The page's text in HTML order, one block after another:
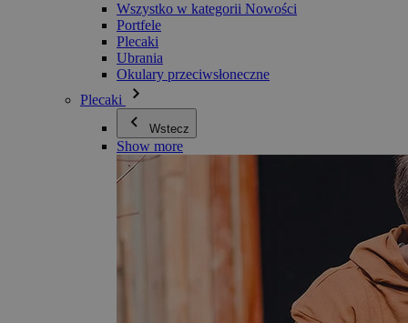
Wszystko w kategorii Nowości
Portfele
Plecaki
Ubrania
Okulary przeciwsłoneczne
Plecaki
Wstecz
Show more